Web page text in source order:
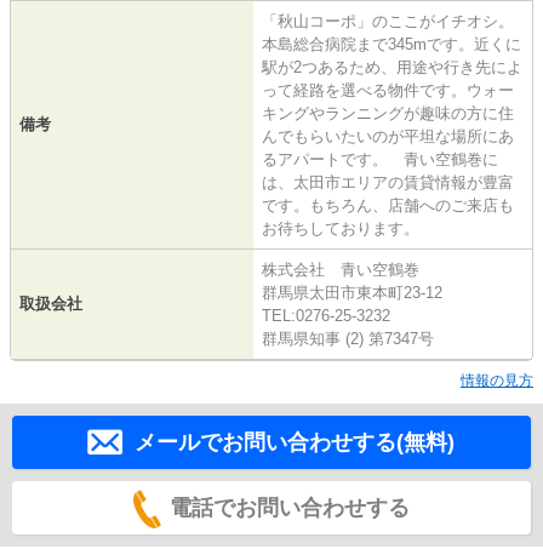
備考
「秋山コーポ」のここがイチオシ。
本島総合病院まで345mです。近くに
駅が2つあるため、用途や行き先によ
って経路を選べる物件です。ウォー
キングやランニングが趣味の方に住
んでもらいたいのが平坦な場所にあ
るアパートです。 青い空鶴巻に
は、太田市エリアの賃貸情報が豊富
です。もちろん、店舗へのご来店も
お待ちしております。
取扱会社
株式会社 青い空鶴巻
群馬県太田市東本町23-12
TEL:0276-25-3232
群馬県知事 (2) 第7347号
情報の見方
メールでお問い合わせする(無料)
電話でお問い合わせする